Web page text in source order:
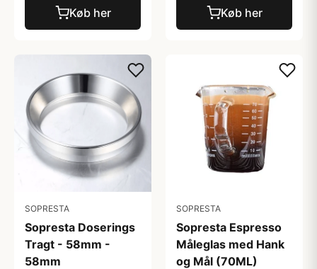
Køb her Køb her
SOPRESTA
Sopresta Doserings
Tragt - 58mm -
58mm
SOPRESTA
Sopresta Espresso
Måleglas med Hank
og Mål (70ML)